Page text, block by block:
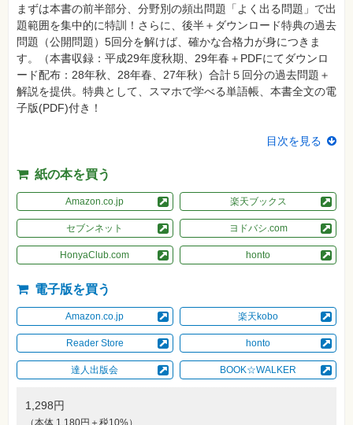
ネ
ッ
ト
ワ
ー
ク・
テ
ク
ノ
ロ
ジ
味・
素
集
自
作・
パ
ソ
ン・
ホ
ー
ロ
イ
ン
まずは本書の前半部分、分野別の頻出問題「よく出る問題」で出
題範囲を集中的に特訓！さらに、後半＋ダウンロード特典の過去
問題（公開問題）5回分を解けば、確かな合格力が身につきま
す。（本書収録：平成29年度秋期、29年春＋PDFにてダウンロ
ード配布：28年秋、28年春、27年秋）合計５回分の過去問題＋
解説を提供。特典として、スマホで学べる単語帳、本書全文の電
子版(PDF)付き！
目次を見る
紙の本を買う
Amazon.co.jp 楽天ブックス
セブンネット ヨドバシ.com
HonyaClub.com honto
電子版を買う
Amazon.co.jp 楽天kobo
Reader Store honto
達人出版会 BOOK☆WALKER
1,298円
（本体 1,180円＋税10%）